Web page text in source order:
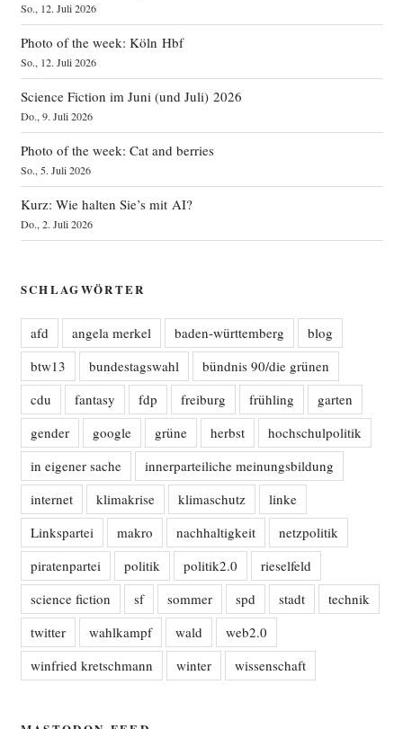
So., 12. Juli 2026
Photo of the week: Köln Hbf
So., 12. Juli 2026
Science Fiction im Juni (und Juli) 2026
Do., 9. Juli 2026
Photo of the week: Cat and berries
So., 5. Juli 2026
Kurz: Wie halten Sie’s mit AI?
Do., 2. Juli 2026
SCHLAGWÖRTER
afd angela merkel baden-württemberg
blog
btw13
bundestagswahl
bündnis 90/die grünen
cdu
fantasy fdp freiburg frühling
garten
gender
google grüne herbst
hochschulpolitik
in eigener sache
innerparteiliche meinungsbildung
internet
klimakrise klimaschutz
linke
Linkspartei
makro nachhaltigkeit
netzpolitik
piratenpartei
politik politik2.0
rieselfeld
science fiction
sf sommer spd stadt
technik
twitter
wahlkampf wald
web2.0
winfried kretschmann
winter wissenschaft